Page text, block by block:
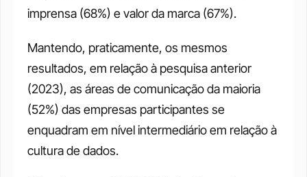
imprensa (68%) e valor da marca (67%).
Mantendo, praticamente, os mesmos
resultados, em relação à pesquisa anterior
(2023), as áreas de comunicação da maioria
(52%) das empresas participantes se
enquadram em nível intermediário em relação à
cultura de dados.